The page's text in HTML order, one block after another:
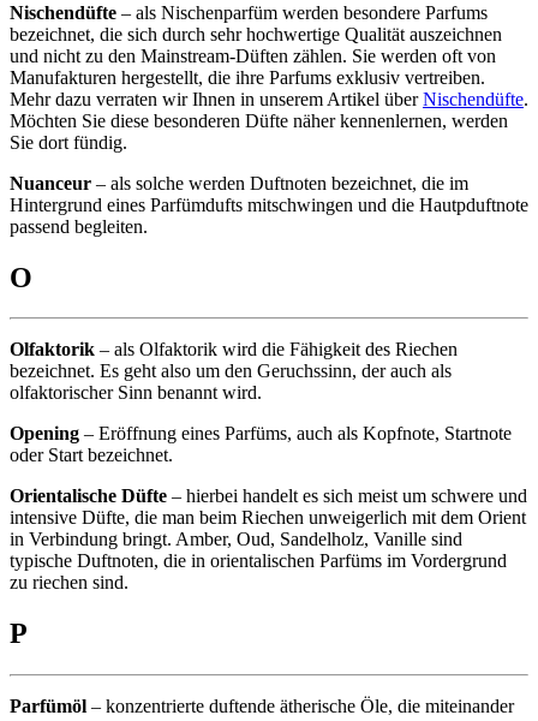
Nischendüfte – als Nischenparfüm werden besondere Parfums
bezeichnet, die sich durch sehr hochwertige Qualität auszeichnen
und nicht zu den Mainstream-Düften zählen. Sie werden oft von
Manufakturen hergestellt, die ihre Parfums exklusiv vertreiben.
Mehr dazu verraten wir Ihnen in unserem Artikel überNischendüfte.
Möchten Sie diese besonderen Düfte näher kennenlernen, werden
Sie dort fündig.
Nuanceur – als solche werden Duftnoten bezeichnet, die im
Hintergrund eines Parfümdufts mitschwingen und die Hautpduftnote
passend begleiten.
O
Olfaktorik – als Olfaktorik wird die Fähigkeit des Riechen
bezeichnet. Es geht also um den Geruchssinn, der auch als
olfaktorischer Sinn benannt wird.
Opening – Eröffnung eines Parfüms, auch als Kopfnote, Startnote
oder Start bezeichnet.
Orientalische Düfte – hierbei handelt es sich meist um schwere und
intensive Düfte, die man beim Riechen unweigerlich mit dem Orient
in Verbindung bringt. Amber, Oud, Sandelholz, Vanille sind
typische Duftnoten, die in orientalischen Parfüms im Vordergrund
zu riechen sind.
P
Parfümöl – konzentrierte duftende ätherische Öle, die miteinander